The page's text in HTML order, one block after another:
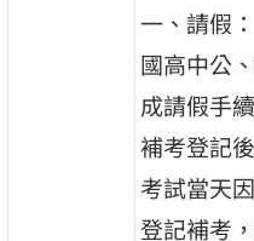
一、請假：
國高中公
成請假手
補考登記
考試當天
登記補考